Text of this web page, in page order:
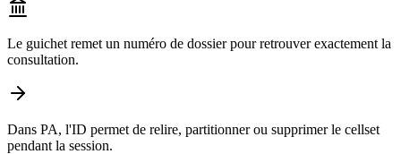
Le guichet remet un numéro de dossier pour retrouver exactement la
consultation.
Dans PA, l'ID permet de relire, partitionner ou supprimer le cellset
pendant la session.